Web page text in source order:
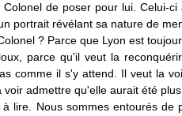
de poser pour lui. Celui-
portrait révélant sa nature de
? Parce que Lyon est
parce qu'il veut la
comme il s'y attend. Il veut la
admettre qu'elle aurait été
lire. Nous sommes entourés de